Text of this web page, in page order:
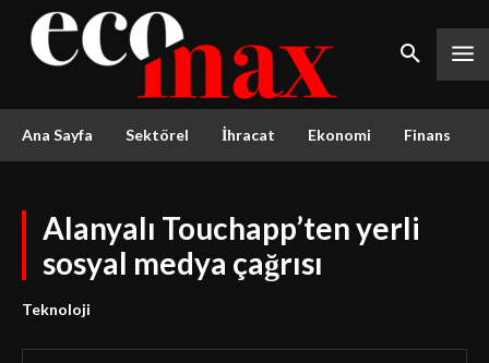
Ana Sayfa Sektörel İhracat Ekonomi Finans
Alanyalı Touchapp’ten yerli
sosyal medya çağrısı
Teknoloji